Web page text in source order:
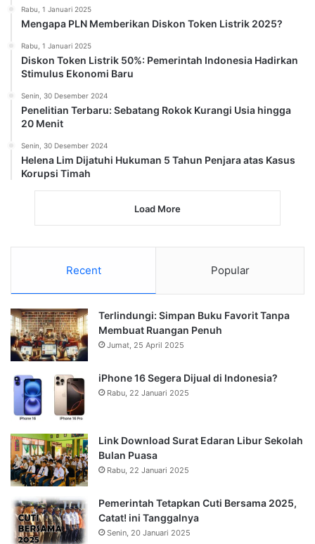
Rabu, 1 Januari 2025
Mengapa PLN Memberikan Diskon Token Listrik 2025?
Rabu, 1 Januari 2025
Diskon Token Listrik 50%: Pemerintah Indonesia Hadirkan
Stimulus Ekonomi Baru
Senin, 30 Desember 2024
Penelitian Terbaru: Sebatang Rokok Kurangi Usia hingga
20 Menit
Senin, 30 Desember 2024
Helena Lim Dijatuhi Hukuman 5 Tahun Penjara atas Kasus
Korupsi Timah
Load More
Recent Popular
Terlindungi: Simpan Buku Favorit Tanpa
Membuat Ruangan Penuh
Jumat, 25 April 2025
iPhone 16 Segera Dijual di Indonesia?
Rabu, 22 Januari 2025
Link Download Surat Edaran Libur Sekolah
Bulan Puasa
Rabu, 22 Januari 2025
Pemerintah Tetapkan Cuti Bersama 2025,
Catat! ini Tanggalnya
Senin, 20 Januari 2025